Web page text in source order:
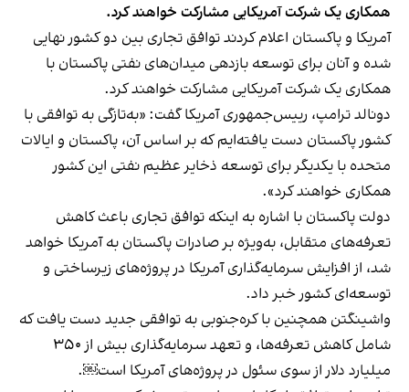
همکاری یک شرکت آمریکایی مشارکت خواهند کرد.
آمریکا و پاکستان اعلام کردند توافق تجاری بین دو کشور نهایی
شده و آنان برای توسعه بازدهی میدان‌های نفتی پاکستان با
همکاری یک شرکت آمریکایی مشارکت خواهند کرد.
دونالد ترامپ، رییس‌جمهوری آمریکا گفت: «به‌تازگی به توافقی با
کشور پاکستان دست یافته‌ایم که بر اساس آن، پاکستان و ایالات
متحده با یکدیگر برای توسعه ذخایر عظیم نفتی این کشور
همکاری خواهند کرد».
دولت پاکستان با اشاره به اینکه توافق تجاری باعث کاهش
تعرفه‌های متقابل، به‌ویژه بر صادرات پاکستان به آمریکا خواهد
شد، از افزایش سرمایه‌گذاری آمریکا در پروژه‌های زیرساختی و
توسعه‌ای کشور خبر داد.
واشینگتن همچنین با کره‌جنوبی به توافقی جدید دست یافت که
شامل کاهش تعرفه‌ها، و تعهد سرمایه‌گذاری بیش از ۳۵۰
میلیارد دلار از سوی سئول در پروژه‌های آمریکا است￼.